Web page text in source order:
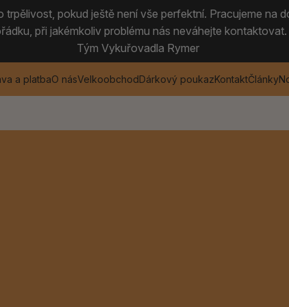
pokud ještě není vše perfektní. Pracujeme na
při jakémkoliv problému nás neváhejte kontaktovat.
Tým Vykuřovadla Rymer
a platbaO násVelkoobchodDárkový poukazKontaktČlánky